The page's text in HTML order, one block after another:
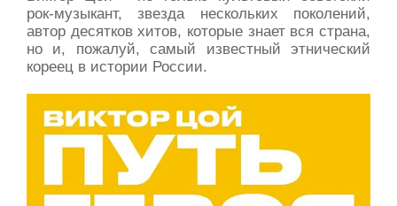
рок-музыкант, звезда нескольких поколений,
автор десятков хитов, которые знает вся страна,
но и, пожалуй, самый известный этнический
кореец в истории России.